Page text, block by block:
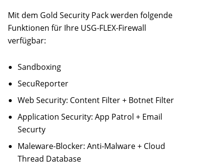
Mit dem Gold Security Pack werden folgende
Funktionen für Ihre USG-FLEX-Firewall
verfügbar:
Sandboxing
SecuReporter
Web Security: Content Filter + Botnet Filter
Application Security: App Patrol + Email
Securty
Maleware-Blocker: Anti-Malware + Cloud
Thread Database